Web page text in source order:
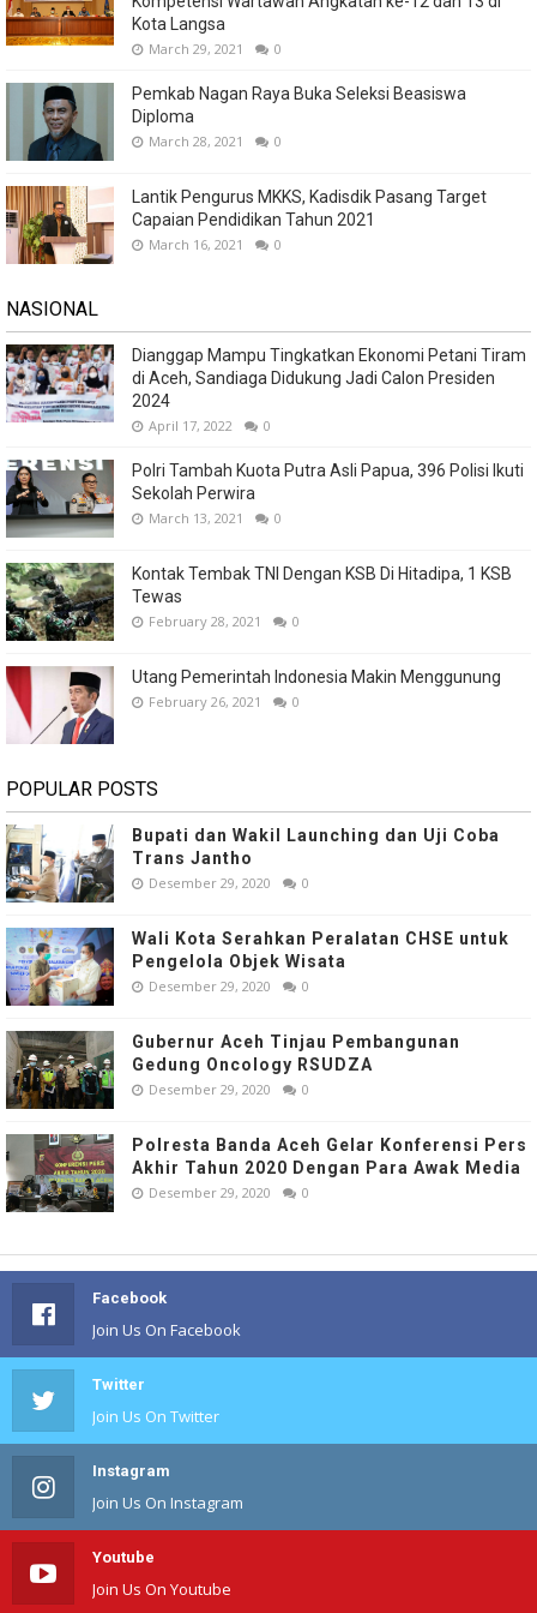
Kota Langsa
March 29, 2021 0
Pemkab Nagan Raya Buka Seleksi Beasiswa
Diploma
March 28, 2021 0
Lantik Pengurus MKKS, Kadisdik Pasang Target
Capaian Pendidikan Tahun 2021
March 16, 2021 0
NASIONAL
Dianggap Mampu Tingkatkan Ekonomi Petani Tiram
di Aceh, Sandiaga Didukung Jadi Calon Presiden
2024
April 17, 2022 0
Polri Tambah Kuota Putra Asli Papua, 396 Polisi Ikuti
Sekolah Perwira
March 13, 2021 0
Kontak Tembak TNI Dengan KSB Di Hitadipa, 1 KSB
Tewas
February 28, 2021 0
Utang Pemerintah Indonesia Makin Menggunung
February 26, 2021 0
POPULAR POSTS
Bupati dan Wakil Launching dan Uji Coba
Trans Jantho
Desember 29, 2020 0
Wali Kota Serahkan Peralatan CHSE untuk
Pengelola Objek Wisata
Desember 29, 2020 0
Gubernur Aceh Tinjau Pembangunan
Gedung Oncology RSUDZA
Desember 29, 2020 0
Polresta Banda Aceh Gelar Konferensi Pers
Akhir Tahun 2020 Dengan Para Awak Media
Desember 29, 2020 0
Facebook
Join Us On Facebook
Twitter
Join Us On Twitter
Instagram
Join Us On Instagram
Youtube
Join Us On Youtube